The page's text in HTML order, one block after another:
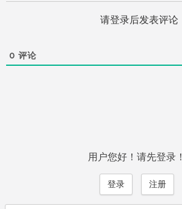
请登录后发表评论
0 评论
用户您好！请先登录！
登录 注册